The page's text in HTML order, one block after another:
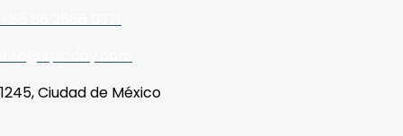
1245, Ciudad de México